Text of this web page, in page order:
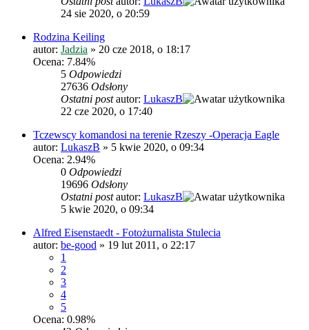
24 sie 2020, o 20:59
Rodzina Keiling
autor: Jadzia » 20 cze 2018, o 18:17
Ocena: 7.84%
5 Odpowiedzi
27636 Odsłony
Ostatni postautor: LukaszB
22 cze 2020, o 17:40
Tczewscy komandosi na terenie Rzeszy -Operacja Eagle
autor: LukaszB » 5 kwie 2020, o 09:34
Ocena: 2.94%
0 Odpowiedzi
19696 Odsłony
Ostatni postautor: LukaszB
5 kwie 2020, o 09:34
Alfred Eisenstaedt - Fotożurnalista Stulecia
autor: be-good » 19 lut 2011, o 22:17
1
2
3
4
5
Ocena: 0.98%